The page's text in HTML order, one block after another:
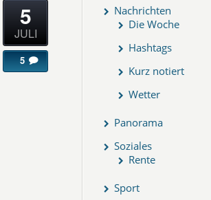
5
JULI
5
Nachrichten
Die Woche
Hashtags
Kurz notiert
Wetter
Panorama
Soziales
Rente
Sport